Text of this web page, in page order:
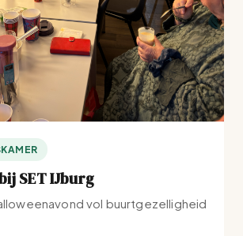
SET IJburg
vol buurtgezelligheid